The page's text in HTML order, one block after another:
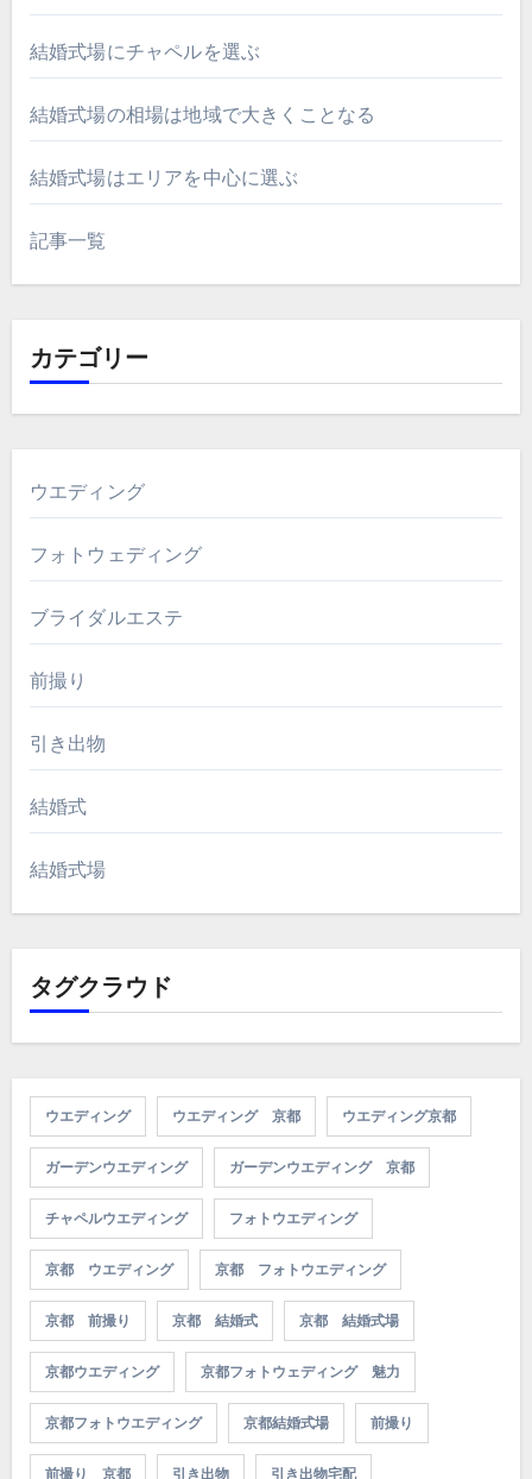
結婚式場にチャペルを選ぶ
結婚式場の相場は地域で大きくことなる
結婚式場はエリアを中心に選ぶ
記事一覧
カテゴリー
ウエディング
フォトウェディング
ブライダルエステ
前撮り
引き出物
結婚式
結婚式場
タグクラウド
ウエディング ウエディング 京都 ウエディング京都
ガーデンウエディング ガーデンウエディング 京都
チャペルウエディング フォトウエディング
京都 ウエディング 京都 フォトウエディング
京都 前撮り 京都 結婚式 京都 結婚式場
京都ウエディング 京都フォトウェディング 魅力
京都フォトウエディング 京都結婚式場 前撮り
前撮り 京都 引き出物 引き出物宅配